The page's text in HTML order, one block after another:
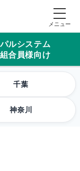
パルシステム
組合員様向け
千葉
神奈川